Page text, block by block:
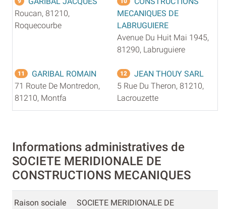
Roucan, 81210,
Roquecourbe
MECANIQUES DE
LABRUGUIERE
Avenue Du Huit Mai 1945,
81290, Labruguiere
11
GARIBAL ROMAIN
71 Route De Montredon,
81210, Montfa
12
JEAN THOUY SARL
5 Rue Du Theron, 81210,
Lacrouzette
Informations administratives de
SOCIETE MERIDIONALE DE
CONSTRUCTIONS MECANIQUES
Raison sociale
SOCIETE MERIDIONALE DE